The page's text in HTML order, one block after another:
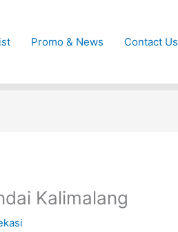
Promo & News Contact Us
Kalimalang